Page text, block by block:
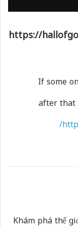
https://
If some
after that
Khám phá thế